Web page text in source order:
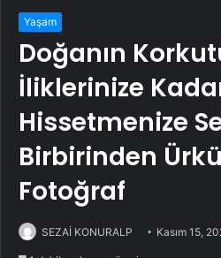
Yaşam
Doğanın
İliklerinize
Hissetmenize
Birbirinden
Fotoğraf
SEZAİ KONURALP Kasım 15,